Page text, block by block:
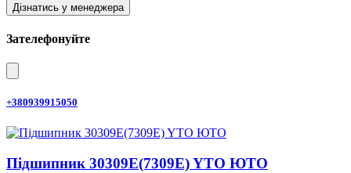
Дізнатись у менеджера
Зателефонуйте
+380939915050
Підшипник 30309E(7309E) YTO ЮТО